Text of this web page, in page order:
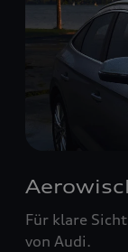
Für klare
von Audi.